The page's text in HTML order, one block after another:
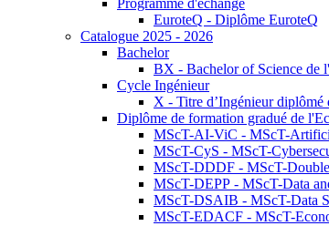
Programme d'échange
EuroteQ - Diplôme EuroteQ
Catalogue 2025 - 2026
Bachelor
BX - Bachelor of Science de
Cycle Ingénieur
X - Titre d’Ingénieur diplômé
Diplôme de formation gradué de
MScT-AI-ViC - MScT-
MScT-CyS - MScT-
MScT-DDDF - MScT-
MScT-DEPP - MScT-Data
MScT-DSAIB - MScT-Data
MScT-EDACF - MScT-